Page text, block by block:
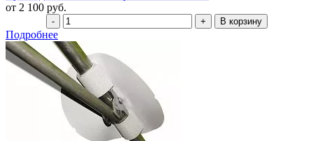
от 2 100 руб.
Подробнее